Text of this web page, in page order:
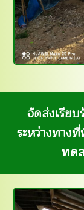
จัดส่งเรีย
ระหว่างทา
ทด